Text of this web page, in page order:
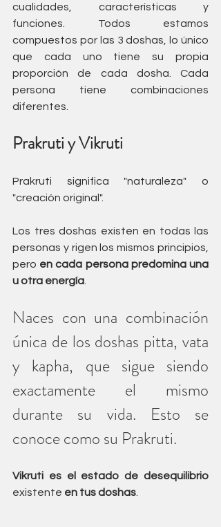
cualidades, características y
funciones. Todos estamos
compuestos por las 3 doshas, lo único
que cada uno tiene su propia
proporción de cada dosha. Cada
persona tiene combinaciones
diferentes.
Prakruti y Vikruti
Prakruti significa "naturaleza" o
"creación original".
Los tres doshas existen en todas las
personas y rigen los mismos principios,
pero en cada persona predomina una
u otra energía.
Naces con una combinación
única de los doshas pitta, vata
y kapha, que sigue siendo
exactamente el mismo
durante su vida. Esto se
conoce como su Prakruti.
Vikruti es el estado de desequilibrio
existente en tus doshas.